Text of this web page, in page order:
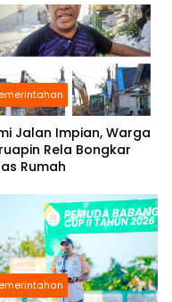
Jalan Impian, Warga
Rela Bongkar
Rumah